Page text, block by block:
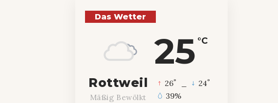
Das Wetter
25 °C
Rottweil
Mäßig Bewölkt
26° 24°
39%